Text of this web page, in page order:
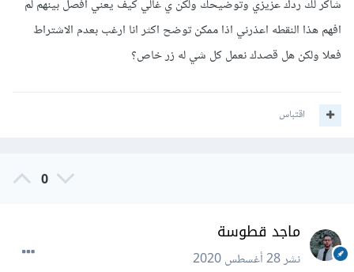
  onChanged
: (name)
{
   setState
(){
     _name
و في كبسة update تقوم بتعديل البيانات التي تم تعديلها ، و التي
ملاحظة: هناك أكثر من طريقة لتحديث بيانات المستخدم و هذه
واحدة منهم و انا استخدمها في معظم الأحيان ،
شاكر لك ردك عزيزي وتوضيحك ولكن ي غالي كيف يعني افصل بينهم لم
افهم هذا النقطه اعذرني اذا ممكن توضح اكثر انا ارغب بعدم الاشتراط
فعلا ولكن هل قصدك نعمل كل شي له زر خاص؟
اقتباس
0
ماجد قطوسة
نشر28 أغسطس 2020